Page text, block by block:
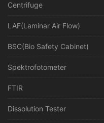
Centrifuge
LAF(Laminar Air Flow)
BSC(Bio Safety Cabinet)
Spektrofotometer
FTIR
Dissolution Tester